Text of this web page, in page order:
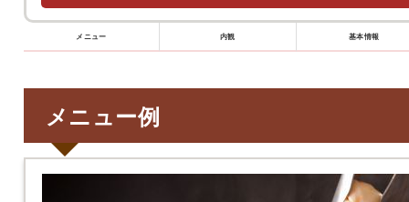
メニュー 内観 基本情報
メニュー例